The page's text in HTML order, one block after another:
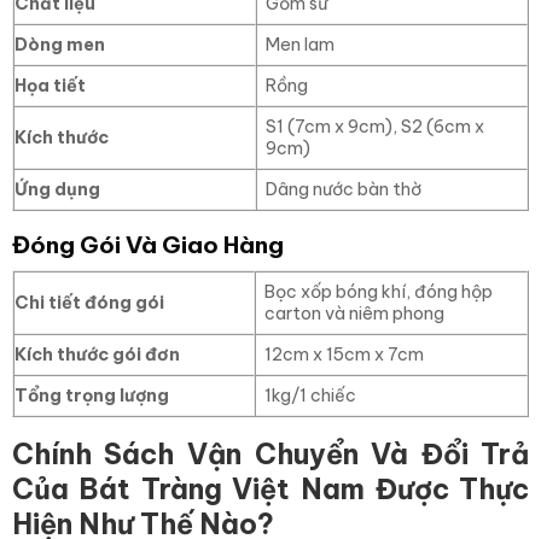
Dòng men
Men lam
Họa tiết
Rồng
Kích thước
S1 (7cm x 9cm), S2 (6cm x
9cm)
Ứng dụng
Dâng nước bàn thờ
Đóng Gói Và Giao Hàng
Chi tiết đóng gói
Bọc xốp bóng khí, đóng hộp
carton và niêm phong
Kích thước gói đơn
12cm x 15cm x 7cm
Tổng trọng lượng
1kg/1 chiếc
Chính Sách Vận Chuyển Và Đổi Trả
Của Bát Tràng Việt Nam Được Thực
Hiện Như Thế Nào?